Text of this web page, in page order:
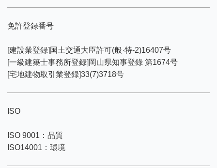
免許登録番号
[建設業登録]国土交通大臣許可(般·特-2)16407号
[一級建築士事務所登録]岡山県知事登錄 第1674号
[宅地建物取引業登録]33(7)3718号
ISO
ISO 9001：品質
ISO14001：環境